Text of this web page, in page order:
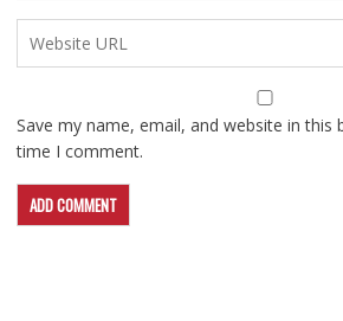
Save my name, email, and website in
time I comment.